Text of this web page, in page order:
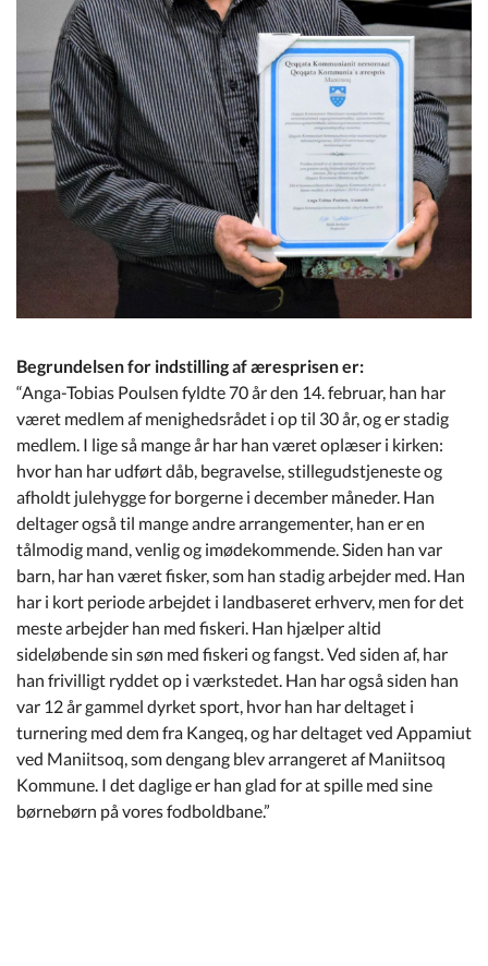
Begrundelsen for indstilling af æresprisen er:
“Anga-Tobias Poulsen fyldte 70 år den 14. februar, han har
været medlem af menighedsrådet i op til 30 år, og er stadig
medlem. I lige så mange år har han været oplæser i kirken:
hvor han har udført dåb, begravelse, stillegudstjeneste og
afholdt julehygge for borgerne i december måneder. Han
deltager også til mange andre arrangementer, han er en
tålmodig mand, venlig og imødekommende. Siden han var
barn, har han været fisker, som han stadig arbejder med. Han
har i kort periode arbejdet i landbaseret erhverv, men for det
meste arbejder han med fiskeri. Han hjælper altid
sideløbende sin søn med fiskeri og fangst. Ved siden af, har
han frivilligt ryddet op i værkstedet. Han har også siden han
var 12 år gammel dyrket sport, hvor han har deltaget i
turnering med dem fra Kangeq, og har deltaget ved Appamiut
ved Maniitsoq, som dengang blev arrangeret af Maniitsoq
Kommune. I det daglige er han glad for at spille med sine
børnebørn på vores fodboldbane.”